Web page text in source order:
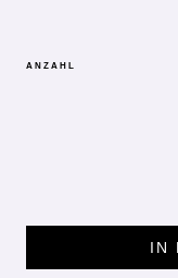
ANZAHL
IN